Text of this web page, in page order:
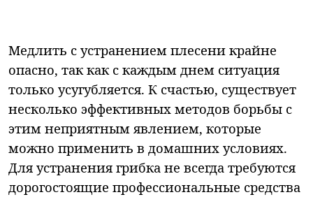
Медлить с устранением плесени крайне
опасно, так как с каждым днем ситуация
только усугубляется. К счастью, существует
несколько эффективных методов борьбы с
этим неприятным явлением, которые
можно применить в домашних условиях.
Для устранения грибка не всегда требуются
дорогостоящие профессиональные средства